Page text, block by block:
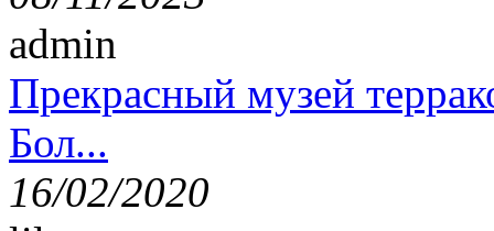
admin
Прекрасный музей
Бол...
16/02/2020